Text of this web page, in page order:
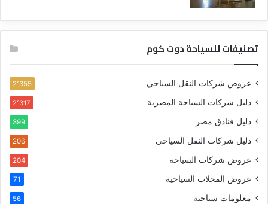
تصنيفات للسياحة دوت كوم
عروض شركات النقل السياحي 2٬355
دليل شركات السياحة المصرية 2٬317
دليل فنادق مصر 399
دليل شركات النقل السياحي 206
عروض شركات السياحة 204
عروض المحلات السياحية 71
معلومات سياحية 56